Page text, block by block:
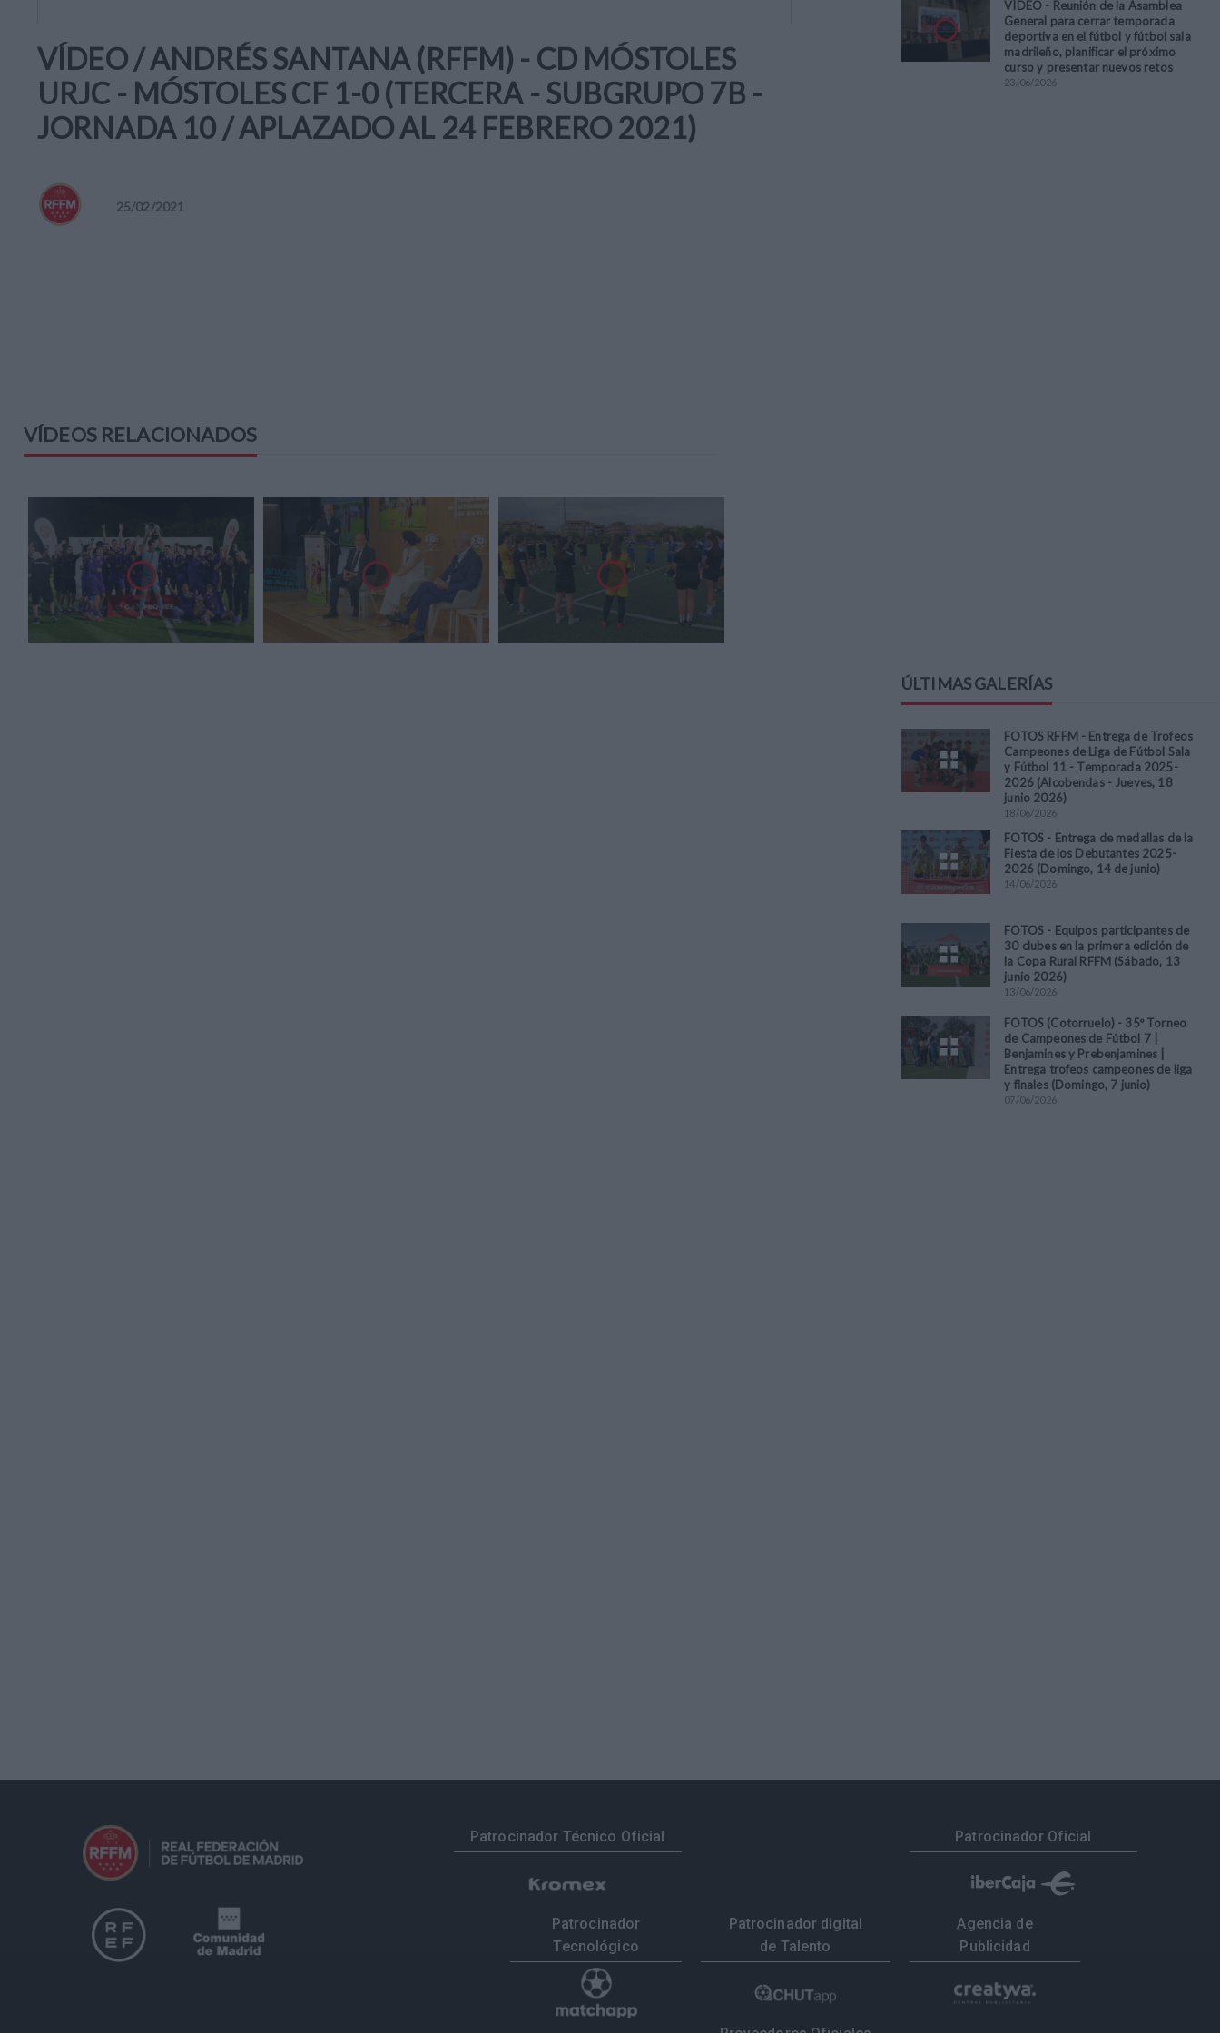
VÍDEO / ANDRÉS SANTANA (RFFM) - CD MÓSTOLES
URJC - MÓSTOLES CF 1-0 (TERCERA - SUBGRUPO 7B -
JORNADA 10 / APLAZADO AL 24 FEBRERO 2021)
25/02/2021
VÍDEOS RELACIONADOS
VÍDEO - Reunión de la Asamblea
General para cerrar temporada
deportiva en el fútbol y fútbol sala
madrileño, planificar el próximo
curso y presentar nuevos retos
23/06/2026
ÚLTIMAS GALERÍAS
FOTOS RFFM - Entrega de Trofeos
Campeones de Liga de Fútbol Sala
y Fútbol 11 - Temporada 2025-
2026 (Alcobendas - Jueves, 18
junio 2026)
18/06/2026
FOTOS - Entrega de medallas de la
Fiesta de los Debutantes 2025-
2026 (Domingo, 14 de junio)
14/06/2026
FOTOS - Equipos participantes de
30 clubes en la primera edición de
la Copa Rural RFFM (Sábado, 13
junio 2026)
13/06/2026
FOTOS (Cotorruelo) - 35º Torneo
de Campeones de Fútbol 7 |
Benjamines y Prebenjamines |
Entrega trofeos campeones de liga
y finales (Domingo, 7 junio)
07/06/2026
Patrocinador Técnico Oficial Patrocinador Oficial
Patrocinador
Tecnológico
Patrocinador digital
de Talento
Agencia de
Publicidad